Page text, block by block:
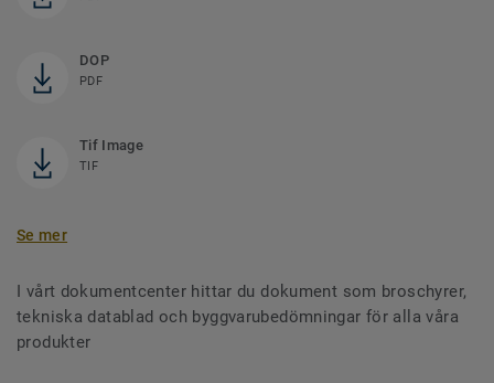
DOP
PDF
Tif Image
TIF
Se mer
I vårt dokumentcenter hittar du dokument som broschyrer,
tekniska datablad och byggvarubedömningar för alla våra
produkter